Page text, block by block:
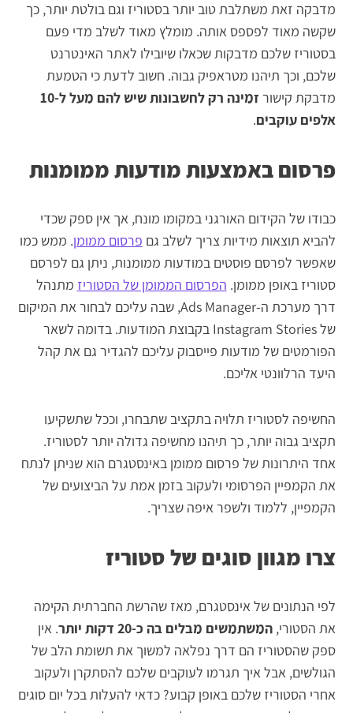
מדבקה זאת משתלבת טוב יותר בסטוריז וגם בולטת יותר, כך
שקשה מאוד לפספס אותה. מומלץ מאוד לשלב מדי פעם
בסטוריז שלכם מדבקות שכאלו שיובילו לאתר האינטרנט
שלכם, וכך תיהנו מטראפיק גבוה. חשוב לדעת כי הטמעת
מדבקת קישור
זמינה רק לחשבונות שיש להם מעל ל-10
אלפים עוקבים.
פרסום באמצעות מודעות ממומנות
כבודו של הקידום האורגני במקומו מונח, אך אין ספק שכדי
להביא תוצאות מידיות צריך לשלב גם פרסום ממומן. ממש כמו
שאפשר לפרסם פוסטים במודעות ממומנות, ניתן גם לפרסם
סטוריז באופן ממומן. הפרסום הממומן של הסטוריז מתנהל
דרך מערכת ה-Ads Manager, שבה עליכם לבחור את המיקום
של Instagram Stories בקבוצת המודעות. בדומה לשאר
הפורמטים של מודעות פייסבוק עליכם להגדיר גם את קהל
היעד הרלוונטי אליכם.
החשיפה לסטוריז תלויה בתקציב שתבחרו, וככל שתשקיעו
תקציב גבוה יותר, כך תיהנו מחשיפה גדולה יותר לסטוריז.
אחד היתרונות של פרסום ממומן באינסטגרם הוא שניתן לנתח
את הקמפיין הפרסומי ולעקוב בזמן אמת על הביצועים של
הקמפיין, ללמוד ולשפר איפה שצריך.
צרו מגוון סוגים של סטוריז
לפי הנתונים של אינסטגרם, מאז שהרשת החברתית הקימה
את הסטורי,המשתמשים מבלים בה כ-20 דקות יותר
. אין
ספק שהסטוריז הם דרך נפלאה למשוך את תשומת הלב של
הגולשים, אבל איך תגרמו לעוקבים שלכם להסתקרן ולעקוב
אחרי הסטוריז שלכם באופן קבוע? כדאי להעלות בכל יום סוגים